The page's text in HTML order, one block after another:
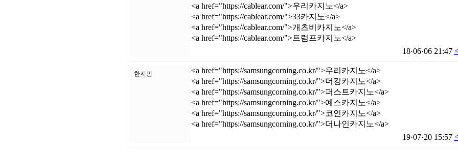
<a href="https://cablear.com/">우리카지노</a>
<a href="https://cablear.com/">33카지노</a>
<a href="https://cablear.com/">개츠비카지노</a>
<a href="https://cablear.com/">트럼프카지노</a>
18·06·06 21:47
한지민
<a href="https://samsungcorning.co.kr/">우리카지노</a>
<a href="https://samsungcorning.co.kr/">더킹카지노</a>
<a href="https://samsungcorning.co.kr/">퍼스트카지노</a>
<a href="https://samsungcorning.co.kr/">예스카지노</a>
<a href="https://samsungcorning.co.kr/">코인카지노</a>
<a href="https://samsungcorning.co.kr/">더나인카지노</a>
19·07·20 15:57